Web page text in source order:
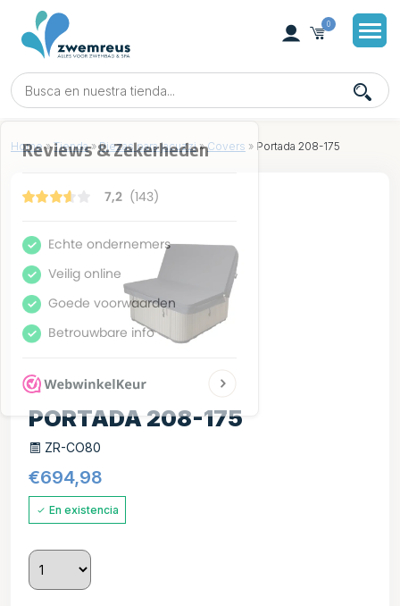
0
Home » Tienda » Piezas para jacuzzi » Covers » Portada 208-175
PORTADA 208-175
ZR-CO80
€694,98
En existencia